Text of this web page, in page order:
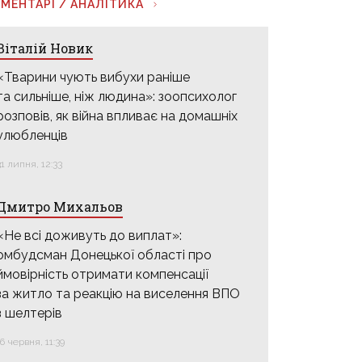
/ АНАЛІТИКА
Новик
чують вибухи раніше
сильніше, ніж людина»: зоопсихолог
як війна впливає на домашніх
липня, 12:33
Михальов
всі доживуть до виплат»:
Донецької області про
отримати компенсації
житло та реакцію на виселення ВПО
шелтерів
червня, 11:39